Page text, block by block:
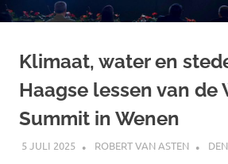
Klimaat, water en
Haagse lessen van de
Summit in Wenen
5 JULI 2025 ROBERT VAN ASTEN